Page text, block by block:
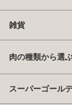
雑貨
肉の種類から選
スーパーゴール